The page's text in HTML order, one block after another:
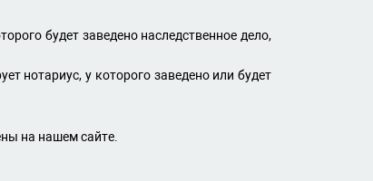
будет заведено наследственное дело,
нотариус, у которого заведено или будет
на нашем сайте.